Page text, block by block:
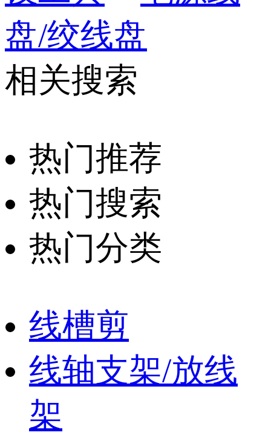
盘/绞线盘
相关搜索
热门推荐
热门搜索
热门分类
线槽剪
线轴支架/放线
架